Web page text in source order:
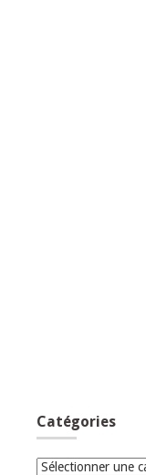
Catégories
Catégories